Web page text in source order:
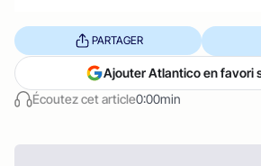
Écoutez cet article0:00min
PARTAGER
Ajouter Atlantico en favori